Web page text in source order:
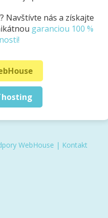
Navštívte nás a získajte
garanciou 100 %
WebHouse | Kontakt